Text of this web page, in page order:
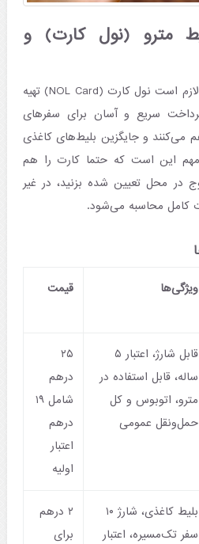
مترو (نول کارت) و
برای استفاده از متروی دبی، لازم است نول کارت (NOL Card) تهیه
سریع و آسان برای سفرهای
می‌کنند و جایگزین بلیط‌های کاغذی
مهم این است که حتما کارت را هم
در محل تعیین شده بزنید، در غیر
کامل محاسبه می‌شود.
ویژگی‌ها قیمت
قابل شارژ، اعتبار ۵
ساله، قابل استفاده در
مترو، اتوبوس و کل
حمل‌ونقل عمومی
۲۵
درهم
شامل ۱۹
درهم
اعتبار
اولیه
بلیط کاغذی، شارژ ۱۰
سفر تک‌مسیره، اعتبار
۲ درهم
برای